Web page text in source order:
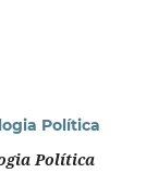
Política
Política